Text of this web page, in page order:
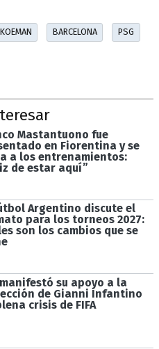
BARCELONA PSG
Mastantuono fue
en Fiorentina y se
a los entrenamientos:
de estar aquí”
Argentino discute el
para los torneos 2027:
son los cambios que se
manifestó su apoyo a la
de Gianni Infantino
crisis de FIFA